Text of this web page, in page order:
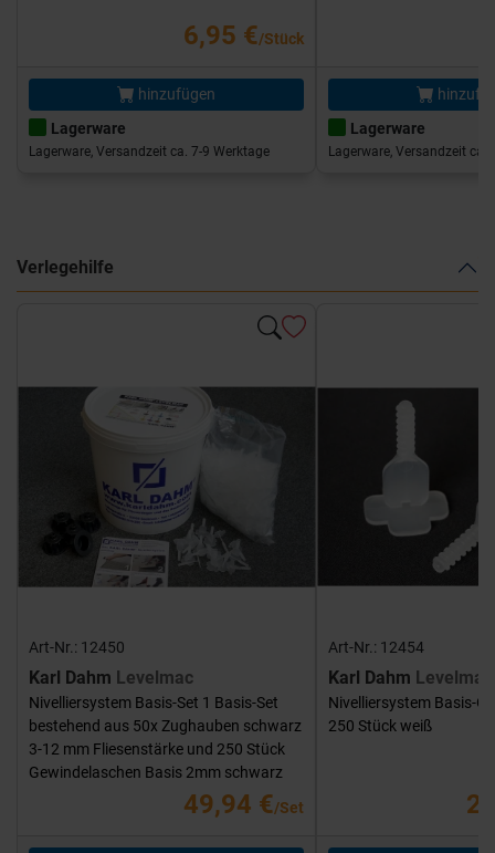
6,95 €/Stück
hinzufügen
Lagerware
Lagerware, Versandzeit ca. 7-9 Werktage
Lagerware
Lagerware, Versandzeit ca.
Verlegehilfe
Art-Nr.: 12450
Karl Dahm Levelmac
Nivelliersystem Basis-Set 1 Basis-Set
bestehend aus 50x Zughauben schwarz
3-12 mm Fliesenstärke und 250 Stück
Gewindelaschen Basis 2mm schwarz
49,94 €/Set
Art-Nr.: 12454
Karl Dahm Levelmac
Nivelliersystem Basis-
250 Stück weiß